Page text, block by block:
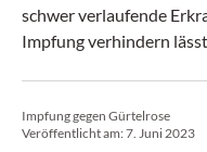
schwer verlaufende
Impfung verhindern
Impfung gegen Gürtelrose
Veröffentlicht am:7. Juni 2023